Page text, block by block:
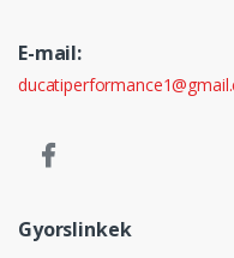
E-mail:
Gyorslinkek